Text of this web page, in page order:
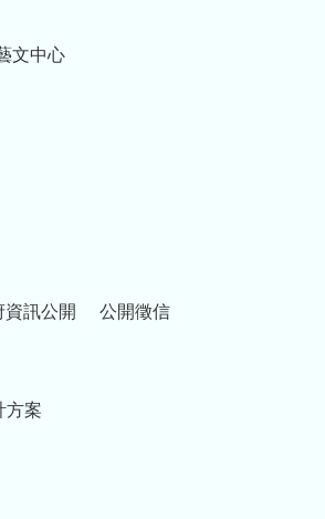
文中心
資訊公開 公開徵信
方案